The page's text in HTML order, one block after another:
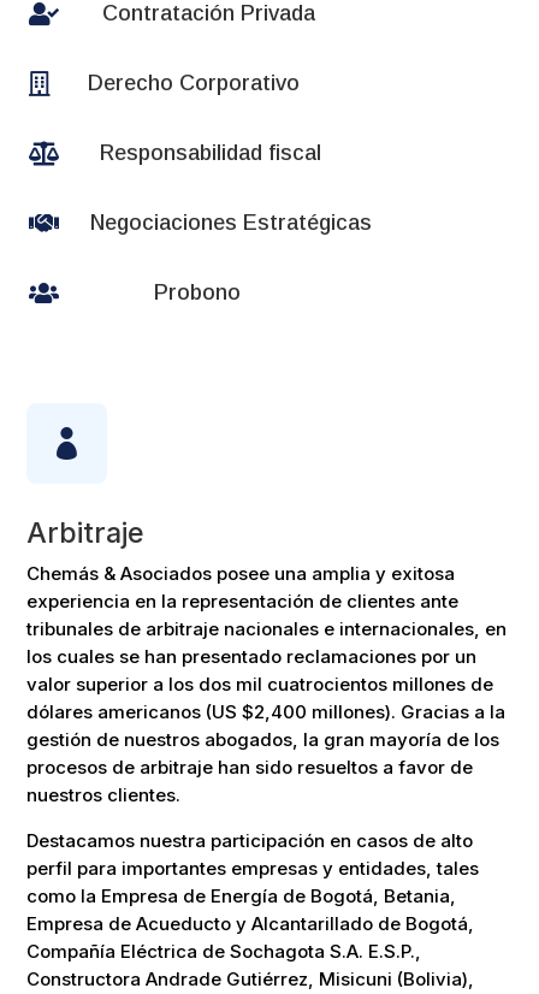
 Contratación Privada
 Derecho Corporativo
 Responsabilidad fiscal
 Negociaciones Estratégicas
 Probono

Arbitraje
Chemás & Asociados posee una amplia y exitosa
experiencia en la representación de clientes ante
tribunales de arbitraje nacionales e internacionales, en
los cuales se han presentado reclamaciones por un
valor superior a los dos mil cuatrocientos millones de
dólares americanos (US $2,400 millones). Gracias a la
gestión de nuestros abogados, la gran mayoría de los
procesos de arbitraje han sido resueltos a favor de
nuestros clientes.
Destacamos nuestra participación en casos de alto
perfil para importantes empresas y entidades, tales
como la Empresa de Energía de Bogotá, Betania,
Empresa de Acueducto y Alcantarillado de Bogotá,
Compañía Eléctrica de Sochagota S.A. E.S.P.,
Constructora Andrade Gutiérrez, Misicuni (Bolivia),